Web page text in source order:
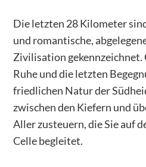
Die letzten 28 Kilometer
und romantische,
Zivilisation gekennzeichnet.
Ruhe und die letzten
friedlichen Natur der
zwischen den Kiefern und
Aller zusteuern, die Sie auf
Celle begleitet.